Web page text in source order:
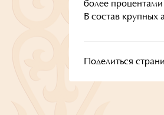
более
В состав
Поделиться